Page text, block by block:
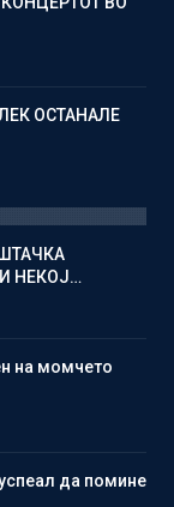
ОСТАНАЛЕ
НЕКОЈ…
на момчето
да помине